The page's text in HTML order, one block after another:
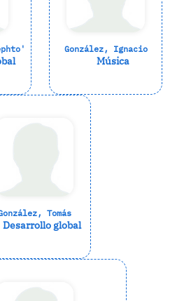
González, Ignacio
Música
Tomás
Desarrollo global